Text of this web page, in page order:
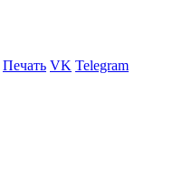
Печать VK Telegram